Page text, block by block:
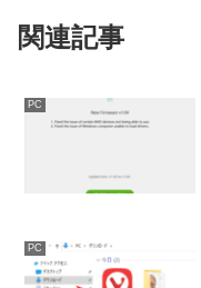
関連記事
PC
PC